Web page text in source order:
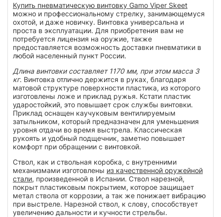
Купить пневматическую винтовку Gamo Viper Skeet
можно и профессиональному стрелку, занимающемуся
охотой, и даже новичку. Винтовка универсальна и
проста в эксплуатации. Для приобретения вам не
потребуется лицензия на оружие, также
предоставляется возможность доставки пневматики в
любой населенный пункт России.
Длина винтовки составляет 1170 мм, при этом масса 3
кг. Винтовка отлично держится в руках, благодаря
матовой структуре поверхности пластика, из которого
изготовлены ложе и приклад ружья. Кстати пластик
ударостойкий, это повышает срок службы винтовки.
Приклад оснащен каучуковым вентилируемым
затыльником, который предназначен для уменьшения
уровня отдачи во время выстрела. Классическая
рукоять и удобный подщечник, заметно повышает
комфорт при обращении с винтовкой.
Ствол, как и ствольная коробка, с внутренними
механизмами изготовлены из качественной оружейной
стали, произведенной в Испании. Ствол нарезной,
покрыт пластиковым покрытием, которое защищает
метал ствола от коррозии, а так же понижает вибрацию
при выстреле. Нарезной ствол, к слову, способствует
увеличению дальности и кучности стрельбы.